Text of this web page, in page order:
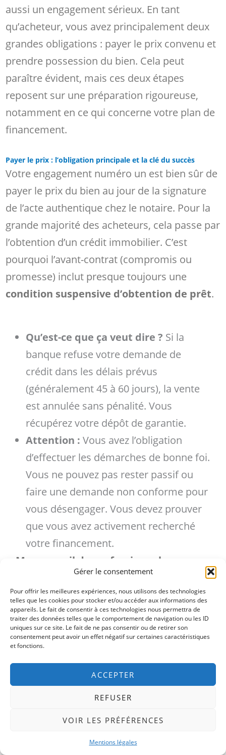
Gérer le consentement
Pour offrir les meilleures expériences, nous utilisons des technologies
telles que les cookies pour stocker et/ou accéder aux informations des
appareils. Le fait de consentir à ces technologies nous permettra de
traiter des données telles que le comportement de navigation ou les ID
uniques sur ce site. Le fait de ne pas consentir ou de retirer son
consentement peut avoir un effet négatif sur certaines caractéristiques
et fonctions.
ACCEPTER
REFUSER
VOIR LES PRÉFÉRENCES
Mentions légales
aussi un engagement sérieux. En tant
qu’acheteur, vous avez principalement deux
grandes obligations : payer le prix convenu et
prendre possession du bien. Cela peut
paraître évident, mais ces deux étapes
reposent sur une préparation rigoureuse,
notamment en ce qui concerne votre plan de
financement.
Payer le prix : l’obligation principale et la clé du succès
Votre engagement numéro un est bien sûr de
payer le prix du bien au jour de la signature
de l’acte authentique chez le notaire. Pour la
grande majorité des acheteurs, cela passe par
l’obtention d’un crédit immobilier. C’est
pourquoi l’avant-contrat (compromis ou
promesse) inclut presque toujours une
condition suspensive d’obtention de prêt.
Qu’est-ce que ça veut dire ? Si la
banque refuse votre demande de
crédit dans les délais prévus
(généralement 45 à 60 jours), la vente
est annulée sans pénalité. Vous
récupérez votre dépôt de garantie.
Attention : Vous avez l’obligation
d’effectuer les démarches de bonne foi.
Vous ne pouvez pas rester passif ou
faire une demande non conforme pour
vous désengager. Vous devez prouver
que vous avez activement recherché
votre financement.
Mon conseil de professionnel :
« Un projet d’achat réussi est un projet
bien préparé. Je ne le répéterai jamais
assez : rencontrez un courtier ou votre
banquieravant même de commencer vos
visites. Obtenir une simulation de
financement ou un accord de principe
vous donne une crédibilité immense.
Quand je présente à un vendeur un
dossier d’acheteur avec un financement
immédiatement. C’est un avantage